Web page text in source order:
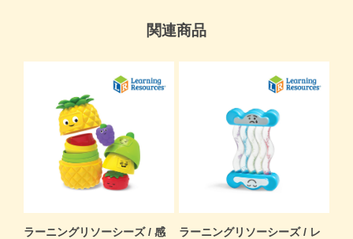
関連商品
ラーニングリソーシーズ / 感
ラーニングリソーシーズ / レ